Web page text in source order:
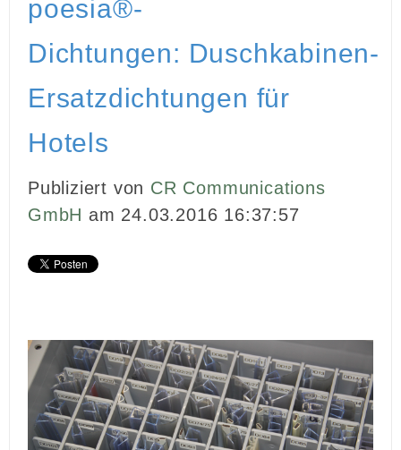
PR
EVENTS
poesia®-
Dichtungen: Duschkabinen-
Ersatzdichtungen für
Hotels
Publiziert von CR Communications
GmbH am 24.03.2016 16:37:57